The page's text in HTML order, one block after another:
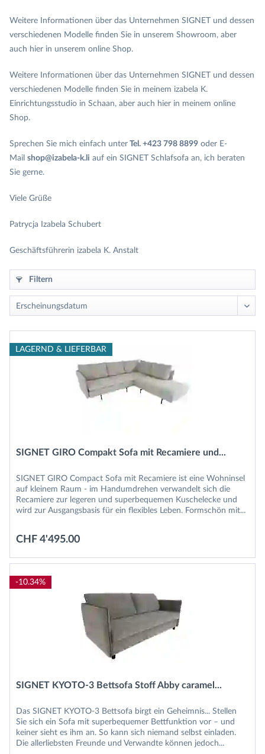
Weitere Informationen über das Unternehmen SIGNET und dessen
verschiedenen Modelle finden Sie in unserem Showroom, aber
auch hier in unserem online Shop.
Weitere Informationen über das Unternehmen SIGNET und dessen
verschiedenen Modelle finden Sie in meinem izabela K.
Einrichtungsstudio in Schaan, aber auch hier in meinem online
Shop.
Sprechen Sie mich einfach unter Tel. +423 798 8899 oder E-
Mail shop@izabela-k.li auf ein SIGNET Schlafsofa an, ich beraten
Sie gerne.
Viele Grüße
Patrycja Izabela Schubert
Geschäftsführerin izabela K. Anstalt
Filtern
LAGERND & LIEFERBAR
SIGNET GIRO Compakt Sofa mit Recamiere und...
SIGNET GIRO Compact Sofa mit Recamiere ist eine Wohninsel
auf kleinem Raum - im Handumdrehen verwandelt sich die
Recamiere zur legeren und superbequemen Kuschelecke und
wird zur Ausgangsbasis für ein flexibles Leben. Formschön mit...
CHF 4'495.00
-10.34%
SIGNET KYOTO-3 Bettsofa Stoff Abby caramel...
Das SIGNET KYOTO-3 Bettsofa birgt ein Geheimnis... Stellen
Sie sich ein Sofa mit superbequemer Bettfunktion vor – und
keiner sieht es ihm an. So kann sich niemand selbst einladen.
Die allerliebsten Freunde und Verwandte können jedoch...